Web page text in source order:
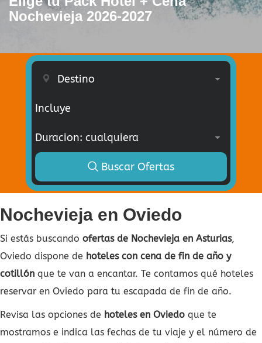
Nochevieja 2026-2027
Incluye
Buscar Ofertas
Nochevieja en Oviedo
Si estás buscando ofertas de Nochevieja en Asturias,
Oviedo dispone de hoteles con cena de fin de año y
cotillón que te van a encantar. Te contamos qué hoteles
reservar en Oviedo para tu escapada de fin de año.
Revisa las opciones de hoteles en Oviedo que te
mostramos e indica las fechas de tu viaje y el número de